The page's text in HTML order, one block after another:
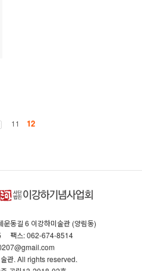
11 12
동길 6 이강하미술관 (양림동)
팩스: 062-674-8514
관. All rights reserved.